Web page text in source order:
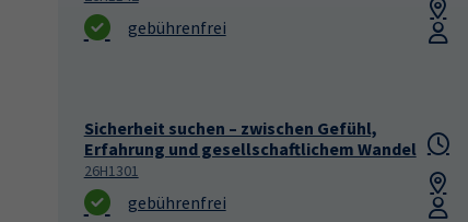
gebührenfrei
Sicherheit suchen – zwischen Gefühl,
Erfahrung und gesellschaftlichem Wandel
26H1301
gebührenfrei